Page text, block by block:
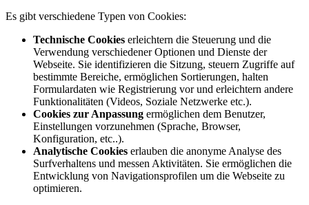
Es gibt verschiedene Typen von Cookies:
Technische Cookies erleichtern die Steuerung und die
Verwendung verschiedener Optionen und Dienste der
Webseite. Sie identifizieren die Sitzung, steuern Zugriffe auf
bestimmte Bereiche, ermöglichen Sortierungen, halten
Formulardaten wie Registrierung vor und erleichtern andere
Funktionalitäten (Videos, Soziale Netzwerke etc.).
Cookies zur Anpassung ermöglichen dem Benutzer,
Einstellungen vorzunehmen (Sprache, Browser,
Konfiguration, etc..).
Analytische Cookies erlauben die anonyme Analyse des
Surfverhaltens und messen Aktivitäten. Sie ermöglichen die
Entwicklung von Navigationsprofilen um die Webseite zu
optimieren.